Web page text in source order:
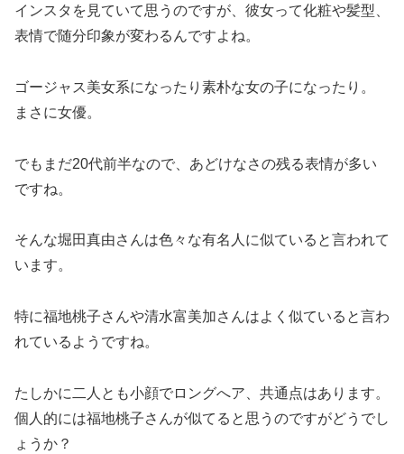
インスタを見ていて思うのですが、彼女って化粧や髪型、
表情で随分印象が変わる んですよね。
ゴージャス美女系になったり素朴な女の子になったり。
まさに女優。
でもまだ20代前半なので、あどけなさの残る表情が多い
ですね。
そんな堀田真由さんは色々な有名人に似ている と言われて
います。
特に福地桃子さんや清水富美加さんはよく似ていると言わ
れているようですね。
たしかに二人とも小顔でロングへア、共通点はあります。
個人的には福地桃子さんが似てると思う のですがどうでし
ょうか？